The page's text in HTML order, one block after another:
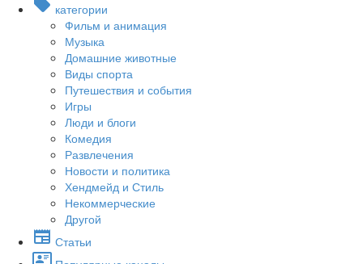
категории
Фильм и анимация
Музыка
Домашние животные
Виды спорта
Путешествия и события
Игры
Люди и блоги
Комедия
Развлечения
Новости и политика
Хендмейд и Стиль
Некоммерческие
Другой
Статьи